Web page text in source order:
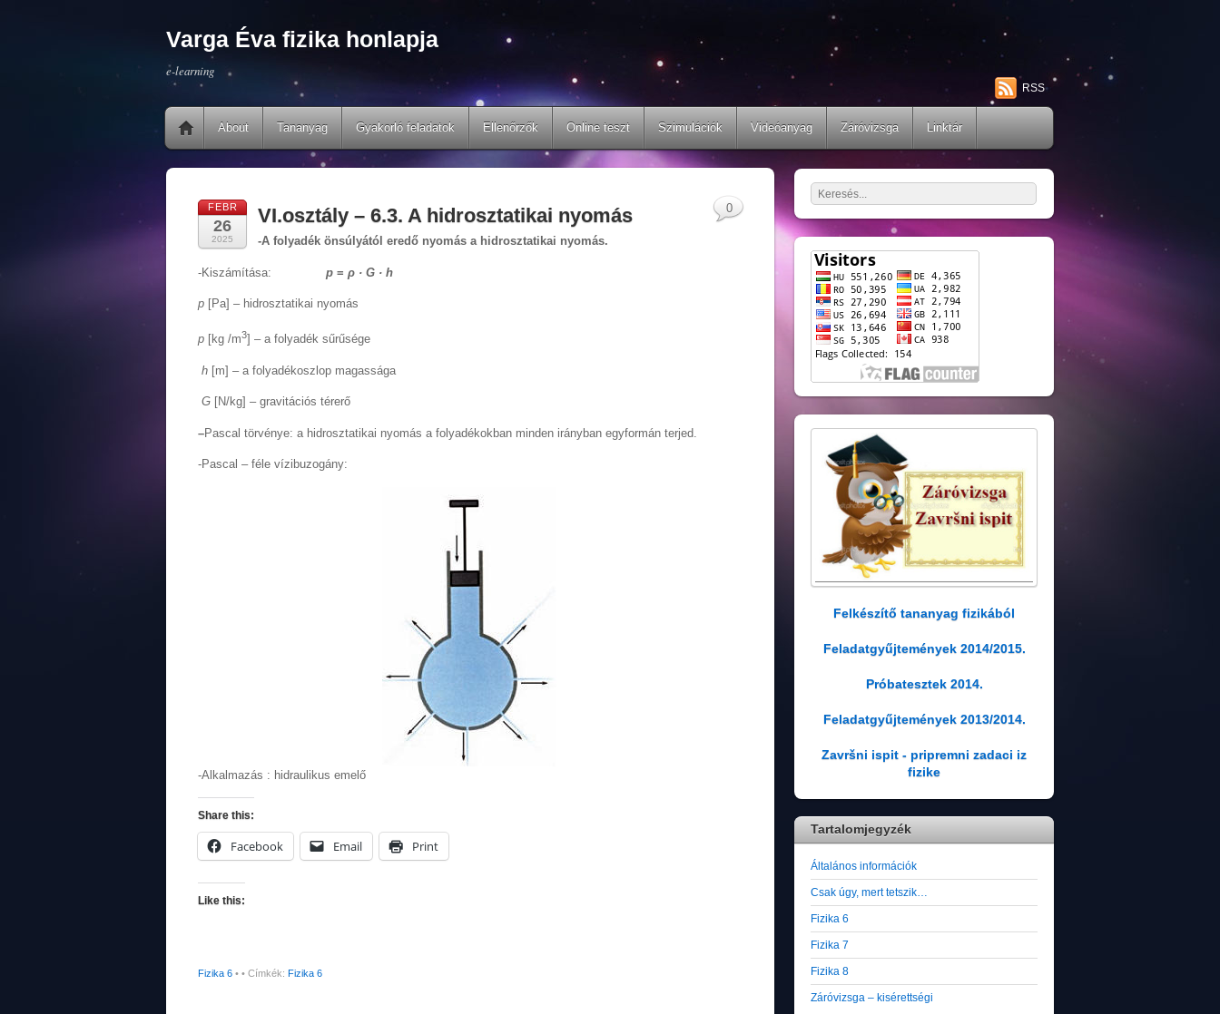
Varga Éva fizika honlapja
e-learning
RSS
About Tananyag Gyakorló feladatok Ellenőrzők Online teszt Szimulációk Videóanyag Záróvizsga Linktár
FEBR
26
2025
VI.osztály – 6.3. A hidrosztatikai nyomás
-A folyadék önsúlyától eredő nyomás a hidrosztatikai nyomás.
-Kiszámítása: p = ρ · G · h
p [Pa] – hidrosztatikai nyomás
p [kg /m3] – a folyadék sűrűsége
h [m] – a folyadékoszlop magassága
G [N/kg] – gravitációs térerő
–Pascal törvénye: a hidrosztatikai nyomás a folyadékokban minden irányban egyformán terjed.
-Pascal – féle vízibuzogány:
-Alkalmazás : hidraulikus emelő
Share this:
Facebook Email Print
Like this:
Fizika 6 •
0
• Címkék: Fizika 6
Felkészítő tananyag fizikából
Feladatgyűjtemények 2014/2015.
Próbatesztek 2014.
Feladatgyűjtemények 2013/2014.
Završni ispit - pripremni zadaci iz
fizike
Tartalomjegyzék
Általános információk
Csak úgy, mert tetszik…
Fizika 6
Fizika 7
Fizika 8
Záróvizsga – kisérettségi